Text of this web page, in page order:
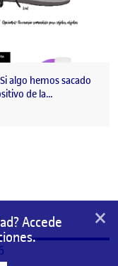
algo hemos sacado
de la…
Accede
×